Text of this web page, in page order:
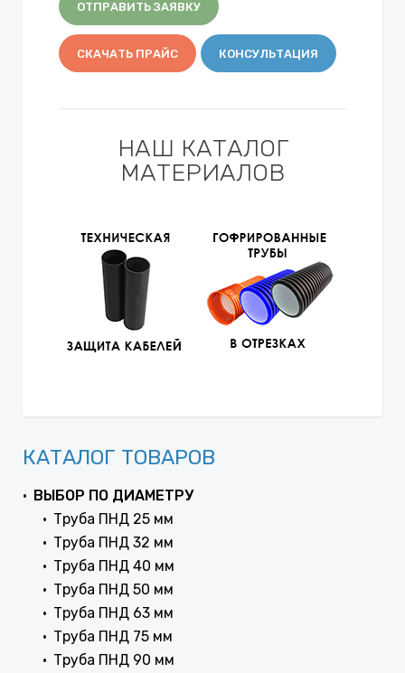
ОТПРАВИТЬ ЗАЯВКУ
СКАЧАТЬ ПРАЙС КОНСУЛЬТАЦИЯ
НАШ КАТАЛОГ
МАТЕРИАЛОВ
КАТАЛОГ ТОВАРОВ
ВЫБОР ПО ДИАМЕТРУ
Труба ПНД 25 мм
Труба ПНД 32 мм
Труба ПНД 40 мм
Труба ПНД 50 мм
Труба ПНД 63 мм
Труба ПНД 75 мм
Труба ПНД 90 мм